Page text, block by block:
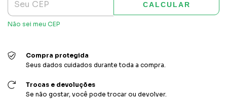
CALCULAR
Não sei meu CEP
Compra protegida
Seus dados cuidados durante toda a compra.
Trocas e devoluções
Se não gostar, você pode trocar ou devolver.